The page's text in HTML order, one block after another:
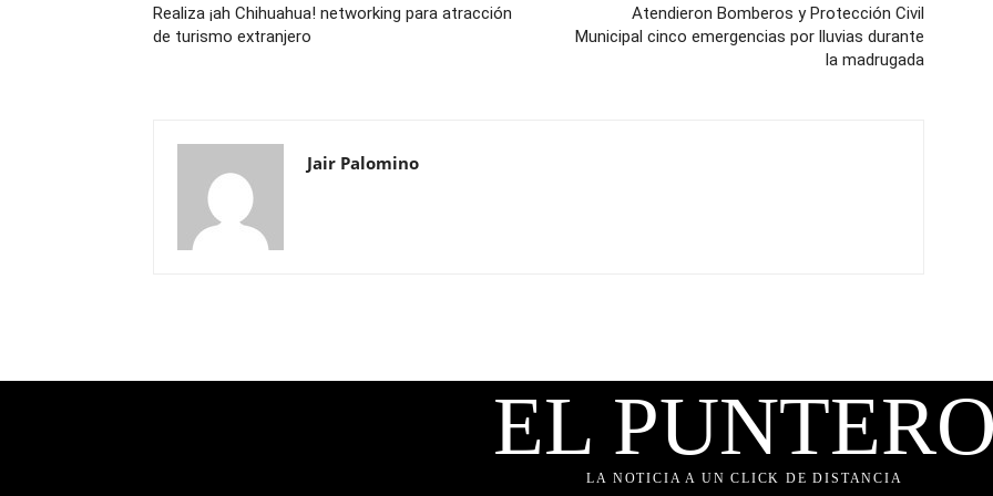
Realiza ¡ah Chihuahua! networking para atracción
de turismo extranjero
Atendieron Bomberos y Protección Civil
Municipal cinco emergencias por lluvias durante
la madrugada
Jair Palomino
EL
LA NOTICIA A UN CLICK DE DISTANCIA